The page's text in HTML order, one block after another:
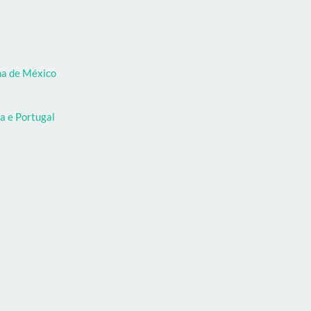
de México
e Portugal